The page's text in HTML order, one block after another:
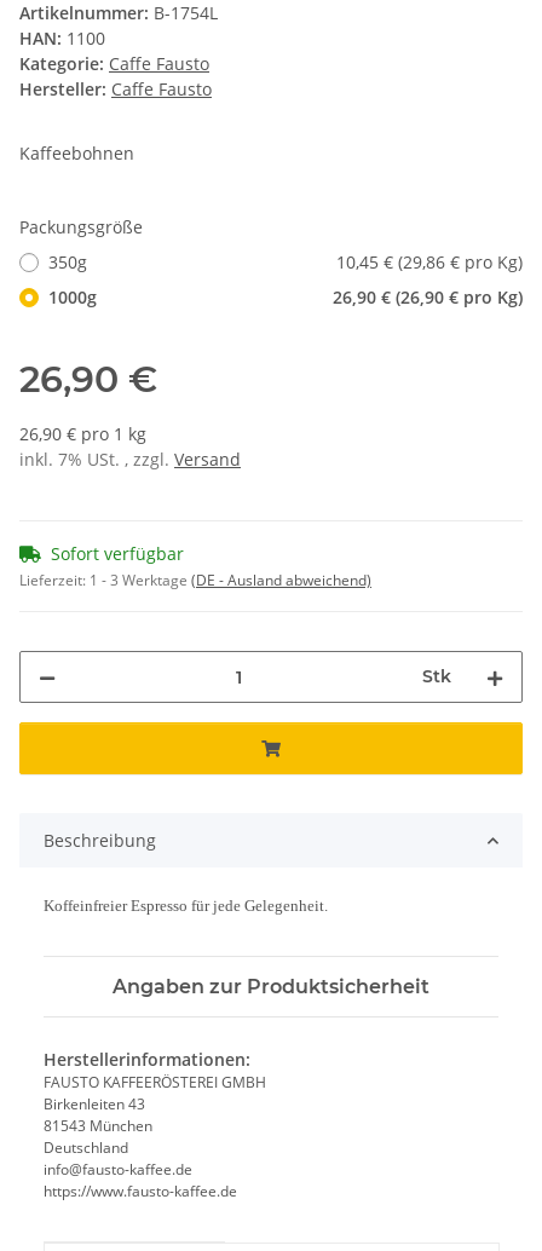
Artikelnummer: B-1754L
HAN: 1100
Kategorie: Caffe Fausto
Hersteller: Caffe Fausto
Kaffeebohnen
Packungsgröße
350g
10,45 € (29,86 € pro Kg)
1000g
26,90 € (26,90 € pro Kg)
26,90 €
26,90 € pro 1 kg
inkl. 7% USt. , zzgl. Versand
Sofort verfügbar
Lieferzeit: 1 - 3 Werktage (DE - Ausland abweichend)
Stk
Beschreibung
Koffeinfreier Espresso für jede Gelegenheit.
Angaben zur Produktsicherheit
Herstellerinformationen:
FAUSTO KAFFEERÖSTEREI GMBH
Birkenleiten 43
81543 München
Deutschland
info@fausto-kaffee.de
https://www.fausto-kaffee.de